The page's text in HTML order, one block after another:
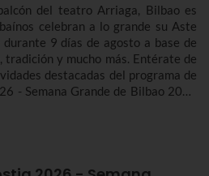
del teatro Arriaga, Bilbao es
celebran a lo grande su Aste
durante 9 días de agosto a base de
tradición y mucho más. Entérate de
destacadas del programa de
- Semana Grande de Bilbao 2026